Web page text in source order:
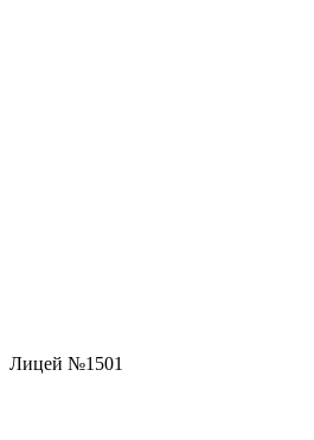
Лицей №1501